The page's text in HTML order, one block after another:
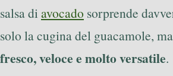
salsa diavocado sorprende
solo la cugina del guacamole,
fresco, veloce e molto versatile.